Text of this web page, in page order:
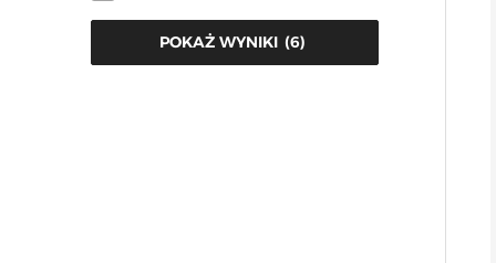
(6)